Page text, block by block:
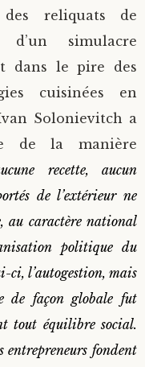
reliquats de
simulacre
dans le pire des
cuisinées en
Solonievitch a
de la manière
recette, aucun
de l’extérieur ne
au caractère national
politique du
ci, l’autogestion, mais
de façon globale fut
tout équilibre social.
entrepreneurs fondent